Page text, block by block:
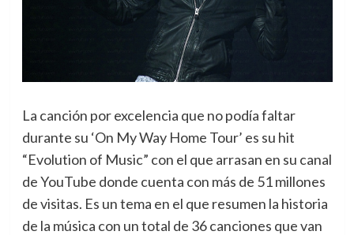
La canción por excelencia que no podía faltar
durante su ‘On My Way Home Tour’ es su hit
“Evolution of Music” con el que arrasan en su canal
de YouTube donde cuenta con más de 51 millones
de visitas. Es un tema en el que resumen la historia
de la música con un total de 36 canciones que van